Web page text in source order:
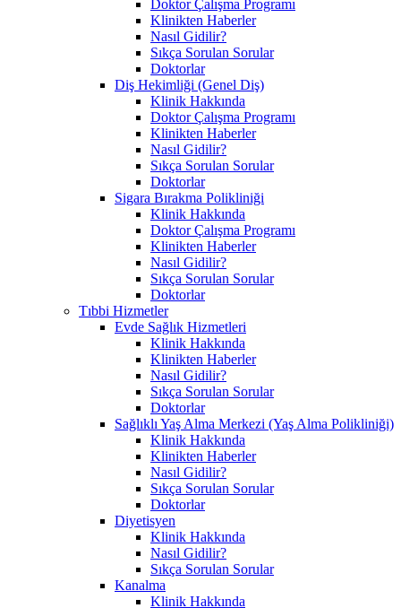
Doktor Çalışma Programı
Klinikten Haberler
Nasıl Gidilir?
Sıkça Sorulan Sorular
Doktorlar
Diş Hekimliği (Genel Diş)
Klinik Hakkında
Doktor Çalışma Programı
Klinikten Haberler
Nasıl Gidilir?
Sıkça Sorulan Sorular
Doktorlar
Sigara Bırakma Polikliniği
Klinik Hakkında
Doktor Çalışma Programı
Klinikten Haberler
Nasıl Gidilir?
Sıkça Sorulan Sorular
Doktorlar
Tıbbi Hizmetler
Evde Sağlık Hizmetleri
Klinik Hakkında
Klinikten Haberler
Nasıl Gidilir?
Sıkça Sorulan Sorular
Doktorlar
Sağlıklı Yaş Alma Merkezi (Yaş Alma Polikliniği)
Klinik Hakkında
Klinikten Haberler
Nasıl Gidilir?
Sıkça Sorulan Sorular
Doktorlar
Diyetisyen
Klinik Hakkında
Nasıl Gidilir?
Sıkça Sorulan Sorular
Kanalma
Klinik Hakkında